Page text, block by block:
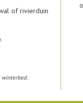
of rivierduin
winterbed.